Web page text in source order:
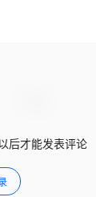
后才能发表评论